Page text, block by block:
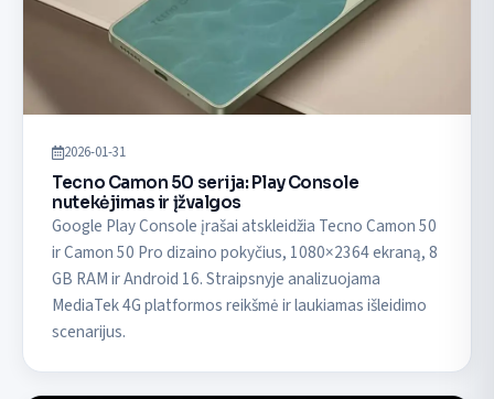
2026-01-31
Tecno Camon 50 serija: Play Console
nutekėjimas ir įžvalgos
Google Play Console įrašai atskleidžia Tecno Camon 50
ir Camon 50 Pro dizaino pokyčius, 1080×2364 ekraną, 8
GB RAM ir Android 16. Straipsnyje analizuojama
MediaTek 4G platformos reikšmė ir laukiamas išleidimo
scenarijus.